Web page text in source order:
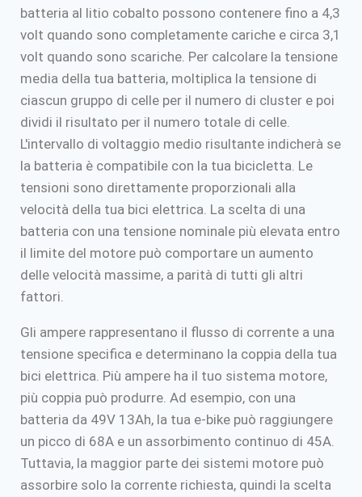
batteria al litio cobalto possono contenere fino a 4,3
volt quando sono completamente cariche e circa 3,1
volt quando sono scariche. Per calcolare la tensione
media della tua batteria, moltiplica la tensione di
ciascun gruppo di celle per il numero di cluster e poi
dividi il risultato per il numero totale di celle.
L'intervallo di voltaggio medio risultante indicherà se
la batteria è compatibile con la tua bicicletta. Le
tensioni sono direttamente proporzionali alla
velocità della tua bici elettrica. La scelta di una
batteria con una tensione nominale più elevata entro
il limite del motore può comportare un aumento
delle velocità massime, a parità di tutti gli altri
fattori.
Gli ampere rappresentano il flusso di corrente a una
tensione specifica e determinano la coppia della tua
bici elettrica. Più ampere ha il tuo sistema motore,
più coppia può produrre. Ad esempio, con una
batteria da 49V 13Ah, la tua e-bike può raggiungere
un picco di 68A e un assorbimento continuo di 45A.
Tuttavia, la maggior parte dei sistemi motore può
assorbire solo la corrente richiesta, quindi la scelta